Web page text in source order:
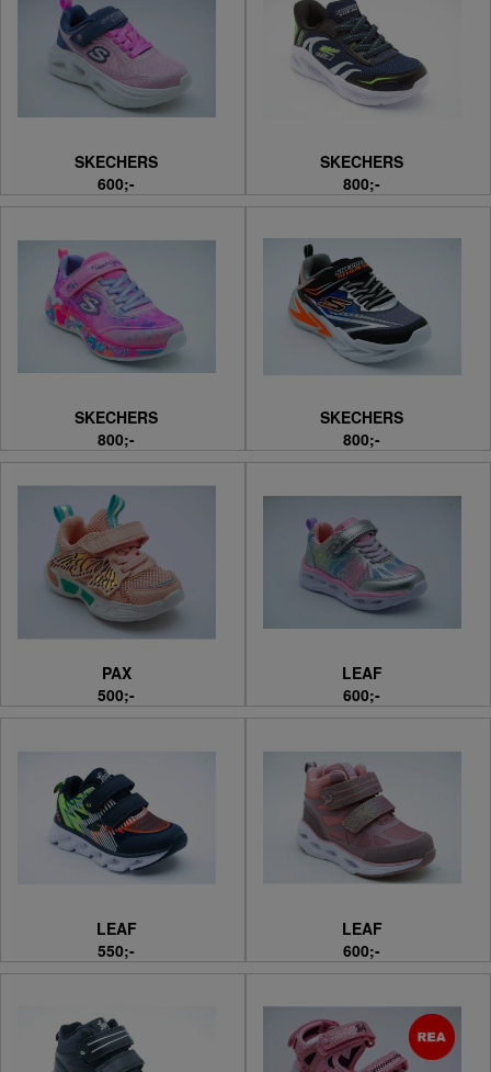
SKECHERS
600;-
SKECHERS
800;-
SKECHERS
800;-
SKECHERS
800;-
PAX
500;-
LEAF
600;-
LEAF
550;-
LEAF
600;-